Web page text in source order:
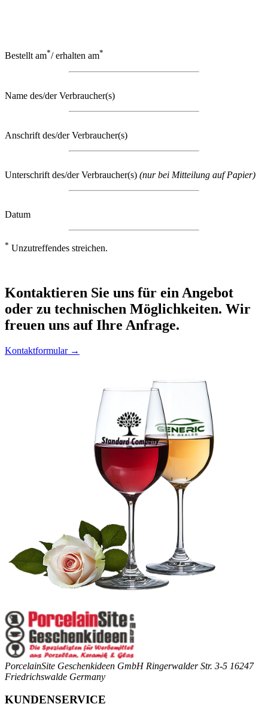
Bestellt am*/ erhalten am*
Name des/der Verbraucher(s)
Anschrift des/der Verbraucher(s)
Unterschrift des/der Verbraucher(s) (nur bei Mitteilung auf Papier)
Datum
* Unzutreffendes streichen.
Kontaktieren Sie uns für ein Angebot
oder zu technischen Möglichkeiten. Wir
freuen uns auf Ihre Anfrage.
Kontaktformular →
PorcelainSite Geschenkideen GmbH Ringerwalder Str. 3-5 16247
Friedrichswalde Germany
KUNDENSERVICE